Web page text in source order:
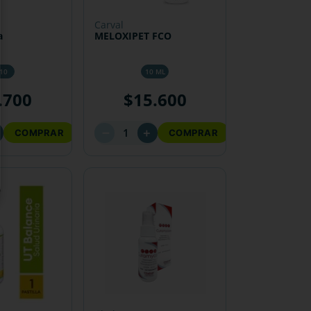
10
.700
COMPRAR
carval
MELOXIPET FCO
10 ML
$15.600
＋ COMPRAR